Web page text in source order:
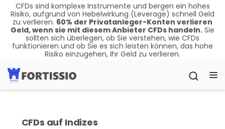
CFDs sind komplexe Instrumente und bergen ein hohes
Risiko, aufgrund von Hebelwirkung (Leverage) schnell Geld
zu verlieren. 60% der Privatanleger-Konten verlieren
Geld, wenn sie mit diesem Anbieter CFDs handeln. Sie
sollten sich überlegen, ob Sie verstehen, wie CFDs
funktionieren und ob Sie es sich leisten können, das hohe
Risiko einzugehen, Ihr Geld zu verlieren.
CFDs auf Indizes